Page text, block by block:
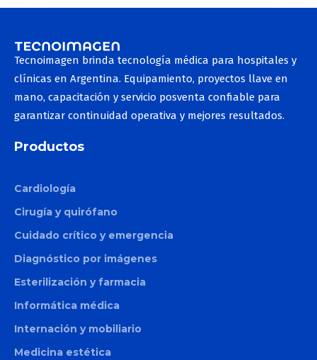
Motus AX
Etherea
Plexr
New Doublo 2.0
Smart Pico
Duo Glide
Toro
Etherea
Smart Pico
Tecnoimagen brinda tecnología médica para hospitales y
clínicas en Argentina. Equipamiento, proyectos llave en
mano, capacitación y servicio posventa confiable para
garantizar continuidad operativa y mejores resultados.
Productos
Cardiología
Cirugía y quirófano
Cuidado crítico y emergencia
Diagnóstico por imágenes
Esterilización y farmacia
Informática médica
Internación y mobiliario
Medicina estética